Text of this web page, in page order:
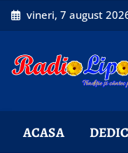
Skip
to
vineri, 7 august
ACASA